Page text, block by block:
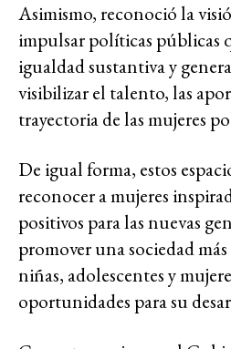
Asimismo, reconoció la
impulsar políticas públicas
igualdad sustantiva y
visibilizar el talento, las
trayectoria de las mujeres
De igual forma, estos
reconocer a mujeres
positivos para las nuevas
promover una sociedad
niñas, adolescentes y
oportunidades para su